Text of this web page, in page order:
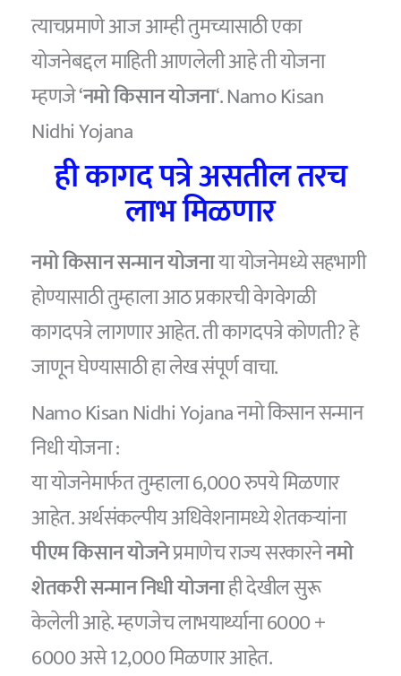
त्याचप्रमाणे आज आम्ही तुमच्यासाठी एका
योजनेबद्दल माहिती आणलेली आहे ती योजना
म्हणजे ‘नमो किसान योजना‘. Namo Kisan
Nidhi Yojana
ही कागद पत्रे असतील तरच
लाभ मिळणार
नमो किसान सन्मान योजनाया योजनेमध्ये सहभागी
होण्यासाठी तुम्हाला आठ प्रकारची वेगवेगळी
कागदपत्रे लागणार आहेत. ती कागदपत्रे कोणती? हे
जाणून घेण्यासाठी हा लेख संपूर्ण वाचा.
Namo Kisan Nidhi Yojana नमो किसान सन्मान
निधी योजना :
या योजनेमार्फत तुम्हाला 6,000 रुपये मिळणार
आहेत. अर्थसंकल्पीय अधिवेशनामध्ये शेतकऱ्यांना
पीएम किसान योजनेप्रमाणेच राज्य सरकारनेनमो
शेतकरी सन्मान निधी योजनाही देखील सुरू
केलेली आहे. म्हणजेच लाभयार्थ्याना 6000 +
6000 असे 12,000 मिळणार आहेत.